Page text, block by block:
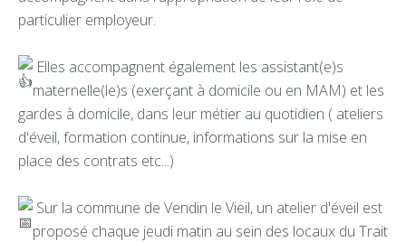
particulier employeur.
Elles accompagnent également les assistant(e)s
maternelle(le)s (exerçant à domicile ou en MAM) et les
gardes à domicile, dans leur métier au quotidien ( ateliers
d'éveil, formation continue, informations sur la mise en
place des contrats etc...)
Sur la commune de Vendin le Vieil, un atelier d'éveil est
proposé chaque jeudi matin au sein des locaux du Trait